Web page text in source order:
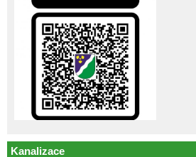
Kanalizace